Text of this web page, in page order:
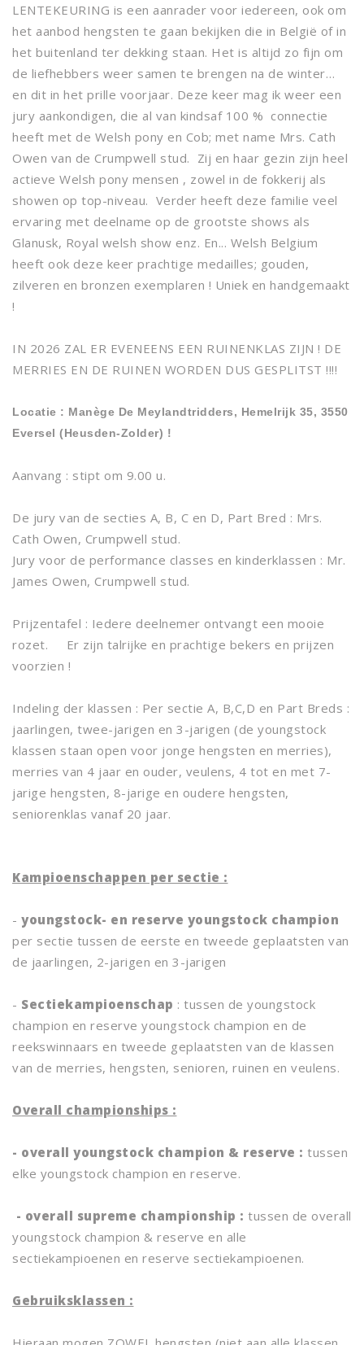
LENTEKEURING is een aanrader voor iedereen, ook om
het aanbod hengsten te gaan bekijken die in België of in
het buitenland ter dekking staan. Het is altijd zo fijn om
de liefhebbers weer samen te brengen na de winter…
en dit in het prille voorjaar. Deze keer mag ik weer een
jury aankondigen, die al van kindsaf 100 % connectie
heeft met de Welsh pony en Cob; met name Mrs. Cath
Owen van de Crumpwell stud. Zij en haar gezin zijn heel
actieve Welsh pony mensen , zowel in de fokkerij als
showen op top-niveau. Verder heeft deze familie veel
ervaring met deelname op de grootste shows als
Glanusk, Royal welsh show enz. En... Welsh Belgium
heeft ook deze keer prachtige medailles; gouden,
zilveren en bronzen exemplaren ! Uniek en handgemaakt
!
IN 2026 ZAL ER EVENEENS EEN RUINENKLAS ZIJN ! DE
MERRIES EN DE RUINEN WORDEN DUS GESPLITST !!!!
Locatie : Manège De Meylandtridders, Hemelrijk 35, 3550
Eversel (Heusden-Zolder) !
Aanvang : stipt om 9.00 u.
De jury van de secties A, B, C en D, Part Bred : Mrs.
Cath Owen, Crumpwell stud.
Jury voor de performance classes en kinderklassen : Mr.
James Owen, Crumpwell stud.
Prijzentafel : Iedere deelnemer ontvangt een mooie
rozet. Er zijn talrijke en prachtige bekers en prijzen
voorzien !
Indeling der klassen : Per sectie A, B,C,D en Part Breds :
jaarlingen, twee-jarigen en 3-jarigen (de youngstock
klassen staan open voor jonge hengsten en merries),
merries van 4 jaar en ouder, veulens, 4 tot en met 7-
jarige hengsten, 8-jarige en oudere hengsten,
seniorenklas vanaf 20 jaar.
Kampioenschappen per sectie :
- youngstock- en reserve youngstock champion
per sectie tussen de eerste en tweede geplaatsten van
de jaarlingen, 2-jarigen en 3-jarigen
- Sectiekampioenschap : tussen de youngstock
champion en reserve youngstock champion en de
reekswinnaars en tweede geplaatsten van de klassen
van de merries, hengsten, senioren, ruinen en veulens.
Overall championships :
- overall youngstock champion & reserve : tussen
elke youngstock champion en reserve.
- overall supreme championship : tussen de overall
youngstock champion & reserve en alle
sectiekampioenen en reserve sectiekampioenen.
Gebruiksklassen :